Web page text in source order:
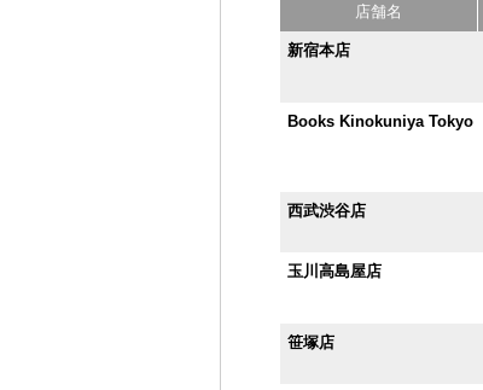
店舗名
新宿本店
Books Kinokuniya Tokyo
西武渋谷店
玉川高島屋店
笹塚店